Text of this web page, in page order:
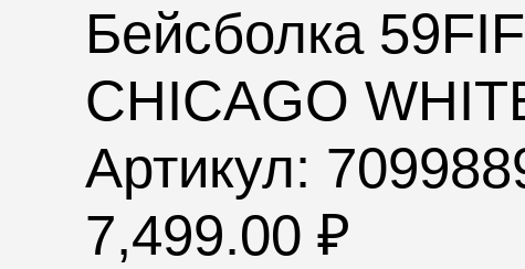
Бейсболка
CHICAGO
Артикул:
7,499.00₽